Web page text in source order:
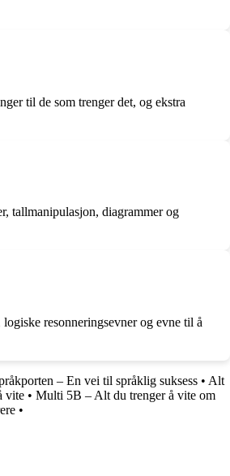
til de som trenger det, og ekstra
tallmanipulasjon, diagrammer og
resonneringsevner og evne til å
– En vei til språklig suksess • Alt
vite • Multi 5B – Alt du trenger å vite om
•